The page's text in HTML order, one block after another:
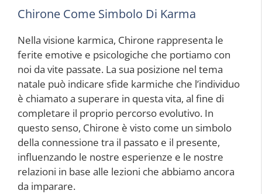
Chirone Come Simbolo Di Karma
Nella visione karmica, Chirone rappresenta le
ferite emotive e psicologiche che portiamo con
noi da vite passate. La sua posizione nel tema
natale può indicare sfide karmiche che l’individuo
è chiamato a superare in questa vita, al fine di
completare il proprio percorso evolutivo. In
questo senso, Chirone è visto come un simbolo
della connessione tra il passato e il presente,
influenzando le nostre esperienze e le nostre
relazioni in base alle lezioni che abbiamo ancora
da imparare.